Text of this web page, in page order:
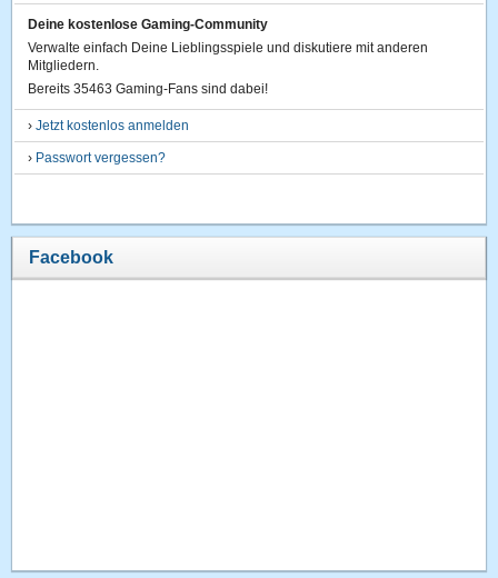
Deine kostenlose Gaming-Community
Verwalte einfach Deine Lieblingsspiele und diskutiere mit anderen
Mitgliedern.
Bereits 35463 Gaming-Fans sind dabei!
›Jetzt kostenlos anmelden
› Passwort vergessen?
Facebook